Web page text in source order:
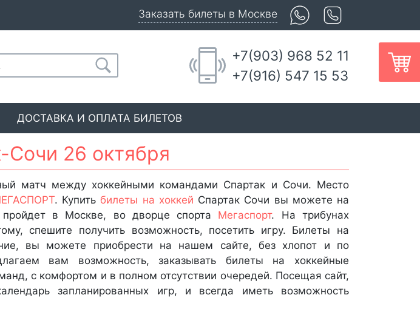
Заказать билеты в Москве
+7(903) 968 52 11
+7(916) 547 15 53
ДОСТАВКА И ОПЛАТА БИЛЕТОВ
Сочи 26 октября
матч между хоккейными командами Спартак и Сочи. Место
. Купить билеты на хоккей Спартак Сочи вы можете на
в Москве, во дворце спорта Мегаспорт. На трибунах
спешите получить возможность, посетить игру. Билеты на
вы можете приобрести на нашем сайте, без хлопот и по
вам возможность, заказывать билеты на хоккейные
с комфортом и в полном отсутствии очередей. Посещая сайт,
запланированных игр, и всегда иметь возможность